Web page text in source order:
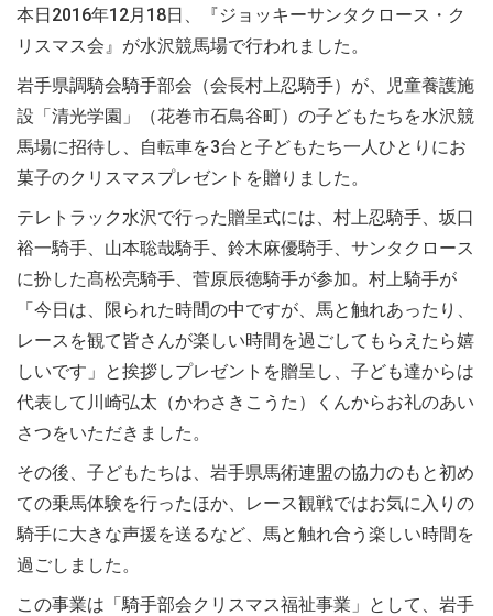
本日2016年12月18日、『ジョッキーサンタクロース・ク
リスマス会』が水沢競馬場で行われました。
岩手県調騎会騎手部会（会長村上忍騎手）が、児童養護施
設「清光学園」（花巻市石鳥谷町）の子どもたちを水沢競
馬場に招待し、自転車を3台と子どもたち一人ひとりにお
菓子のクリスマスプレゼントを贈りました。
テレトラック水沢で行った贈呈式には、村上忍騎手、坂口
裕一騎手、山本聡哉騎手、鈴木麻優騎手、サンタクロース
に扮した髙松亮騎手、菅原辰徳騎手が参加。村上騎手が
「今日は、限られた時間の中ですが、馬と触れあったり、
レースを観て皆さんが楽しい時間を過ごしてもらえたら嬉
しいです」と挨拶しプレゼントを贈呈し、子ども達からは
代表して川崎弘太（かわさきこうた）くんからお礼のあい
さつをいただきました。
その後、子どもたちは、岩手県馬術連盟の協力のもと初め
ての乗馬体験を行ったほか、レース観戦ではお気に入りの
騎手に大きな声援を送るなど、馬と触れ合う楽しい時間を
過ごしました。
この事業は「騎手部会クリスマス福祉事業」として、岩手